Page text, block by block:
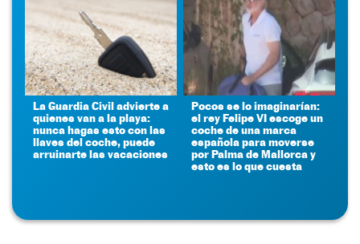
La Guardia Civil advierte a
quienes van a la playa:
nunca hagas esto con las
llaves del coche, puede
arruinarte las vacaciones
Pocos se lo imaginarían:
el rey Felipe VI escoge un
coche de una marca
española para moverse
por Palma de Mallorca y
esto es lo que cuesta